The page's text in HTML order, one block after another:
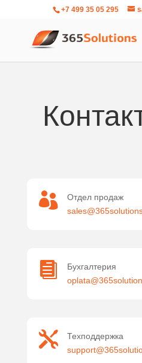
+7 499 35 05 295

Отдел продаж

Бухгалтерия

Техподдержка